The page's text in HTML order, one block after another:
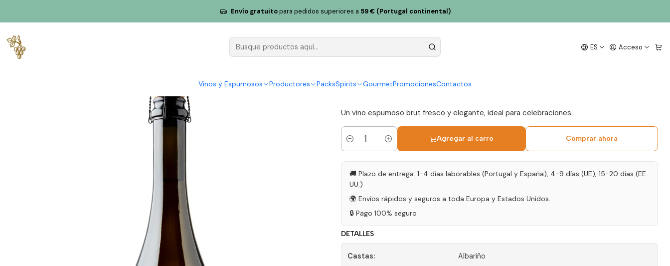
ES Acceso
Vinos y Espumosos Productores PacksSpirits GourmetPromocionesContactos
Envío gratuitopara pedidos superiores a 59 € (Portugal continental)
Granja Pereirinhas Foral de Monção Espumoso Alvarinho Brut 75cl
Foral de Monção Espumoso
|
Un vino espumoso brut fresco y elegante, ideal para celebraciones.
Cantidad
Agregar al carro Comprar ahora
🚚 Plazo de entrega: 1-4 días laborables (Portugal y España), 4-9 días (UE), 15-20 días (EE.
UU.)
🌍 Envíos rápidos y seguros a toda Europa y Estados Unidos.
🔒 Pago 100% seguro
DETALLES
Castas: Albariño